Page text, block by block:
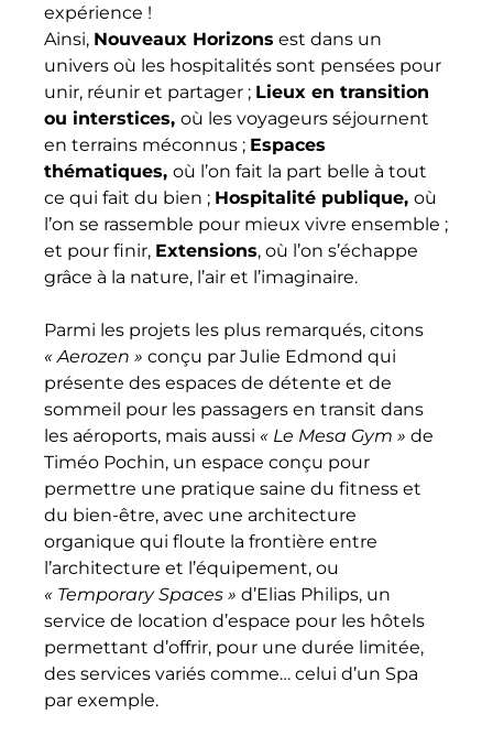
expérience !
Ainsi, Nouveaux Horizons est dans un
univers où les hospitalités sont pensées pour
unir, réunir et partager ; Lieux en transition
ou interstices, où les voyageurs séjournent
en terrains méconnus ; Espaces
thématiques, où l’on fait la part belle à tout
ce qui fait du bien ; Hospitalité publique, où
l’on se rassemble pour mieux vivre ensemble ;
et pour finir, Extensions, où l’on s’échappe
grâce à la nature, l’air et l’imaginaire.
Parmi les projets les plus remarqués, citons
« Aerozen » conçu par Julie Edmond qui
présente des espaces de détente et de
sommeil pour les passagers en transit dans
les aéroports, mais aussi « Le Mesa Gym » de
Timéo Pochin, un espace conçu pour
permettre une pratique saine du fitness et
du bien-être, avec une architecture
organique qui floute la frontière entre
l’architecture et l’équipement, ou
« Temporary Spaces » d’Elias Philips, un
service de location d’espace pour les hôtels
permettant d’offrir, pour une durée limitée,
des services variés comme… celui d’un Spa
par exemple.